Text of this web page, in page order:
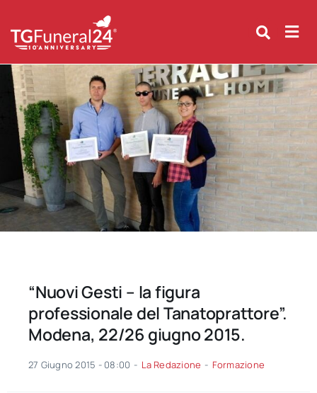
content
“Nuovi Gesti – la figura
professionale del Tanatoprattore”.
Modena, 22/26 giugno 2015.
27 Giugno 2015 - 08:00 - La Redazione - Formazione